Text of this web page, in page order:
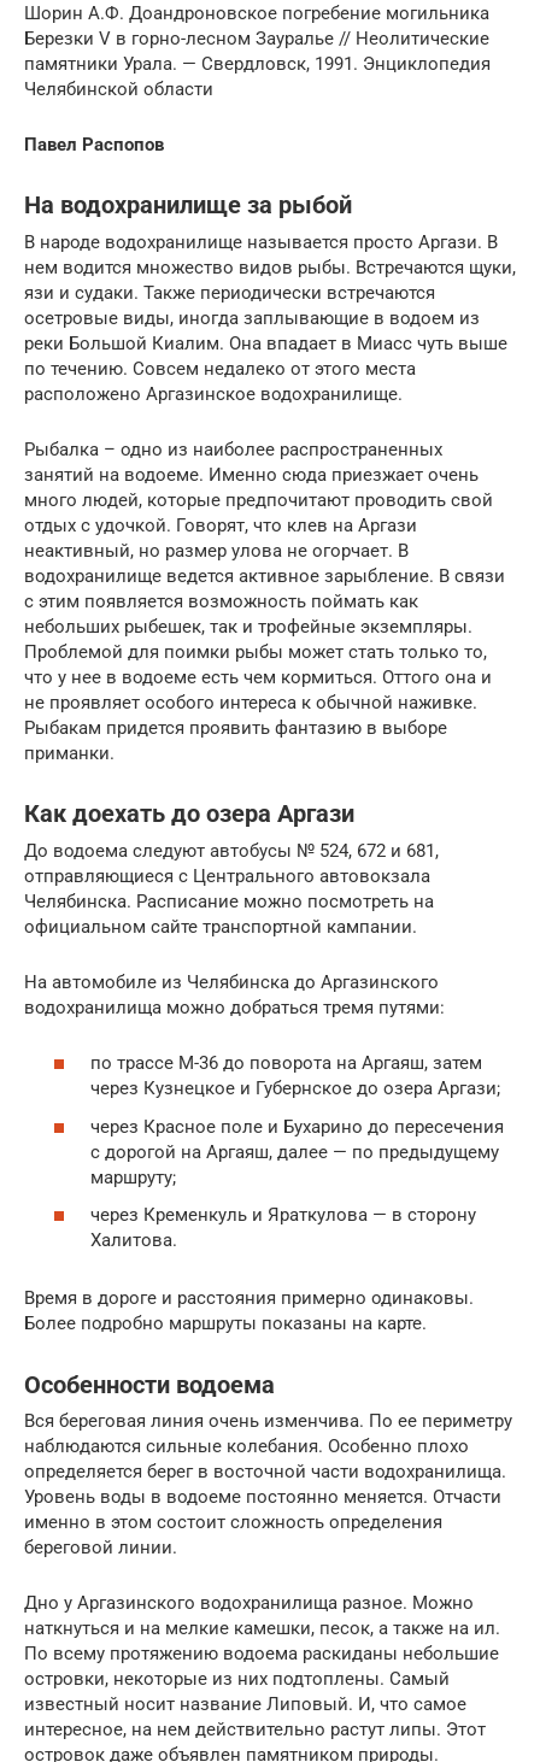
Шорин А.Ф. Доандроновское погребение могильника
Березки V в горно-лесном Зауралье // Неолитические
памятники Урала. — Свердловск, 1991. Энциклопедия
Челябинской области
Павел Распопов
На водохранилище за рыбой
В народе водохранилище называется просто Аргази. В
нем водится множество видов рыбы. Встречаются щуки,
язи и судаки. Также периодически встречаются
осетровые виды, иногда заплывающие в водоем из
реки Большой Киалим. Она впадает в Миасс чуть выше
по течению. Совсем недалеко от этого места
расположено Аргазинское водохранилище.
Рыбалка – одно из наиболее распространенных
занятий на водоеме. Именно сюда приезжает очень
много людей, которые предпочитают проводить свой
отдых с удочкой. Говорят, что клев на Аргази
неактивный, но размер улова не огорчает. В
водохранилище ведется активное зарыбление. В связи
с этим появляется возможность поймать как
небольших рыбешек, так и трофейные экземпляры.
Проблемой для поимки рыбы может стать только то,
что у нее в водоеме есть чем кормиться. Оттого она и
не проявляет особого интереса к обычной наживке.
Рыбакам придется проявить фантазию в выборе
приманки.
Как доехать до озера Аргази
До водоема следуют автобусы № 524, 672 и 681,
отправляющиеся с Центрального автовокзала
Челябинска. Расписание можно посмотреть на
официальном сайте транспортной кампании.
На автомобиле из Челябинска до Аргазинского
водохранилища можно добраться тремя путями:
по трассе М-36 до поворота на Аргаяш, затем
через Кузнецкое и Губернское до озера Аргази;
через Красное поле и Бухарино до пересечения
с дорогой на Аргаяш, далее — по предыдущему
маршруту;
через Кременкуль и Яраткулова — в сторону
Халитова.
Время в дороге и расстояния примерно одинаковы.
Более подробно маршруты показаны на карте.
Особенности водоема
Вся береговая линия очень изменчива. По ее периметру
наблюдаются сильные колебания. Особенно плохо
определяется берег в восточной части водохранилища.
Уровень воды в водоеме постоянно меняется. Отчасти
именно в этом состоит сложность определения
береговой линии.
Дно у Аргазинского водохранилища разное. Можно
наткнуться и на мелкие камешки, песок, а также на ил.
По всему протяжению водоема раскиданы небольшие
островки, некоторые из них подтоплены. Самый
известный носит название Липовый. И, что самое
интересное, на нем действительно растут липы. Этот
островок даже объявлен памятником природы.